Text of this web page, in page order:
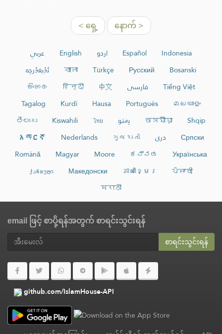
< ရှေ့ နောက် >
عربي English اردو Español
Indonesia
ئۇيغۇرچە
বাংলা Türkçe Русский
Bosanski
සිංහල
हिन्दी 中文 فارسی
Tiếng Việt
Tagalog
Kurdî Hausa Português
മലയാളം
తెలుగు
Kiswahili ไทย پښتو অসমীয়া
Shqip
አማርኛ
Nederlands ગુજરાતી دری
Српски
Română
Magyar Moore ಕನ್ನಡ
Українська
ქართული
Македонски ភាសាខ្មែរ
ਪੰਜਾਬੀ
मराठी
email ဖြင့် စာပို့ရန်အတွက် စာရင်းသွင်းရန်
စာရင်းသွင်းရန်
github.com/IslamHouse-API